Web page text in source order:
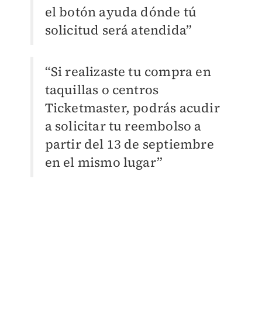
el botón ayuda dónde tú
solicitud será atendida”
“Si realizaste tu compra en
taquillas o centros
Ticketmaster, podrás acudir
a solicitar tu reembolso a
partir del 13 de septiembre
en el mismo lugar”